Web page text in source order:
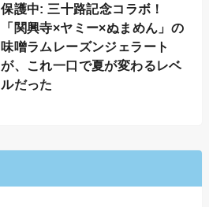
保護中: 三十路記念コラボ！
「関興寺×ヤミー×ぬまめん」の
味噌ラムレーズンジェラート
が、これ一口で夏が変わるレベ
ルだった